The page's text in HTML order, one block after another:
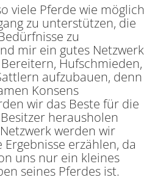
viele Pferde wie möglich
zu unterstützen, die
zu
mir ein gutes Netzwerk
Hufschmieden,
aufzubauen, denn
Konsens
wir das Beste für die
herausholen
werden wir
erzählen, da
uns nur ein kleines
seines Pferdes ist.